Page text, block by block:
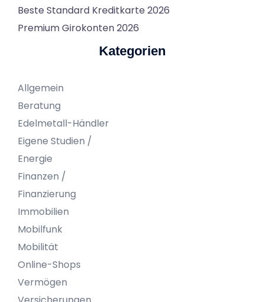
Beste Standard Kreditkarte 2026
Premium Girokonten 2026
Kategorien
Allgemein
Beratung
Edelmetall-Händler
Eigene Studien /
Energie
Finanzen /
Finanzierung
Immobilien
Mobilfunk
Mobilität
Online-Shops
Vermögen